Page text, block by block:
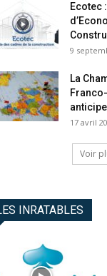
Ecotec
9
La
17 avril
Voir
INRATABLES